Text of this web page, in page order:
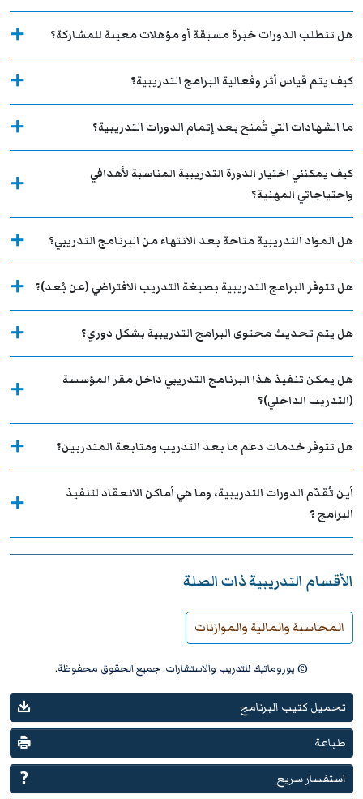
هل تتطلب الدورات خبرة مسبقة أو مؤهلات معينة للمشاركة؟
كيف يتم قياس أثر وفعالية البرامج التدريبية؟
ما الشهادات التي تُمنح بعد إتمام الدورات التدريبية؟
كيف يمكنني اختيار الدورة التدريبية المناسبة لأهدافي
واحتياجاتي المهنية؟
هل المواد التدريبية متاحة بعد الانتهاء من البرنامج التدريبي؟
هل تتوفر البرامج التدريبية بصيغة التدريب الافتراضي (عن بُعد)؟
هل يتم تحديث محتوى البرامج التدريبية بشكل دوري؟
هل يمكن تنفيذ هذا البرنامج التدريبي داخل مقر المؤسسة
(التدريب الداخلي)؟
هل تتوفر خدمات دعم ما بعد التدريب ومتابعة المتدربين؟
أين تُقدّم الدورات التدريبية، وما هي أماكن الانعقاد لتنفيذ
البرامج ؟
الأقسام التدريبية ذات الصلة
المحاسبة والمالية والموازنات
© يوروماتيك للتدريب والاستشارات. جميع الحقوق محفوظة.
تحميل كتيب البرنامج
طباعة
استفسار سريع